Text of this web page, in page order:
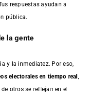
respuestas ayudan a
pública.
la gente
y la inmediatez. Por eso,
electorales en tiempo real
otros se reflejan en el